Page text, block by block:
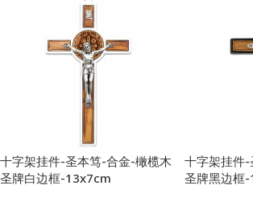
十字架挂件-圣本笃-合金-橄榄木
圣牌白边框-13x7cm
十字架挂件
圣牌黑边框